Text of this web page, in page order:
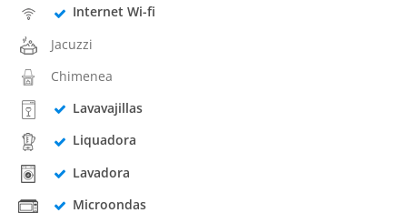
Internet Wi-fi
Jacuzzi
Chimenea
Lavavajillas
Liquadora
Lavadora
Microondas